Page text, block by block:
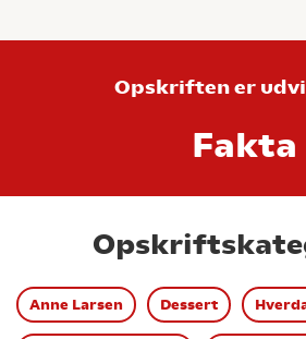
Opskriften er
Fakta
Anne Larsen Dessert